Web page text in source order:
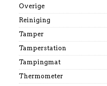
Overige
Reiniging
Tamper
Tamperstation
Tampingmat
Thermometer